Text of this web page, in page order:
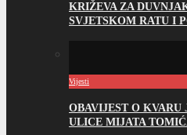
KRIŽEVA ZA
SVJETSKOM RATU I
Vijesti
OBAVIJEST O KVARU
ULICE MIJATA